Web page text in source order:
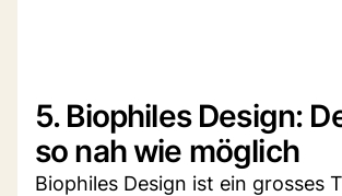
5. Biophiles Design:
so nah wie möglich
Biophiles Design ist ein grosses